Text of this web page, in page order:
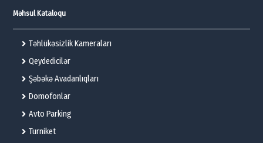
Məhsul Kataloqu
Təhlükəsizlik Kameraları
Qeydedicilər
Şəbəkə Avadanlıqları
Domofonlar
Avto Parking
Turniket